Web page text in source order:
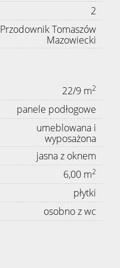
2
Przodownik Tomaszów
Mazowiecki
22/9 m2
panele podłogowe
umeblowana i
wyposażona
jasna z oknem
6,00 m2
płytki
osobno z wc